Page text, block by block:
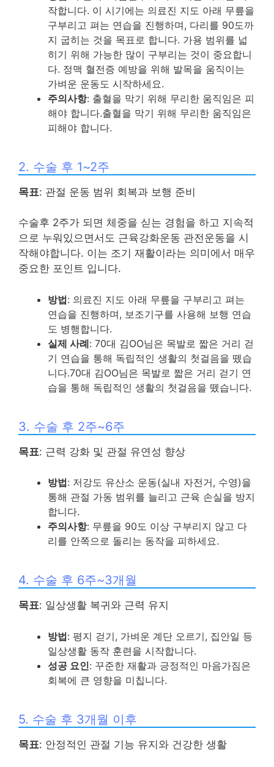
작합니다. 이 시기에는 의료진 지도 아래 무릎을
구부리고 펴는 연습을 진행하며, 다리를 90도까
지 굽히는 것을 목표로 합니다. 가용 범위를 넓
히기 위해 가능한 많이 구부리는 것이 중요합니
다. 정맥 혈전증 예방을 위해 발목을 움직이는
가벼운 운동도 시작하세요.
주의사항: 출혈을 막기 위해 무리한 움직임은 피
해야 합니다.출혈을 막기 위해 무리한 움직임은
피해야 합니다.
2. 수술 후 1~2주
목표: 관절 운동 범위 회복과 보행 준비
수술후 2주가 되면 체중을 싣는 경험을 하고 지속적
으로 누워있으면서도 근육강화운동 관전운동을 시
작해야합니다. 이는 조기 재활이라는 의미에서 매우
중요한 포인트 입니다.
방법: 의료진 지도 아래 무릎을 구부리고 펴는
연습을 진행하며, 보조기구를 사용해 보행 연습
도 병행합니다.
실제 사례: 70대 김OO님은 목발로 짧은 거리 걷
기 연습을 통해 독립적인 생활의 첫걸음을 뗐습
니다.70대 김OO님은 목발로 짧은 거리 걷기 연
습을 통해 독립적인 생활의 첫걸음을 뗐습니다.
3. 수술 후 2주~6주
목표: 근력 강화 및 관절 유연성 향상
방법: 저강도 유산소 운동(실내 자전거, 수영)을
통해 관절 가동 범위를 늘리고 근육 손실을 방지
합니다.
주의사항: 무릎을 90도 이상 구부리지 않고 다
리를 안쪽으로 돌리는 동작을 피하세요.
4. 수술 후 6주~3개월
목표: 일상생활 복귀와 근력 유지
방법: 평지 걷기, 가벼운 계단 오르기, 집안일 등
일상생활 동작 훈련을 시작합니다.
성공 요인: 꾸준한 재활과 긍정적인 마음가짐은
회복에 큰 영향을 미칩니다.
5. 수술 후 3개월 이후
목표: 안정적인 관절 기능 유지와 건강한 생활